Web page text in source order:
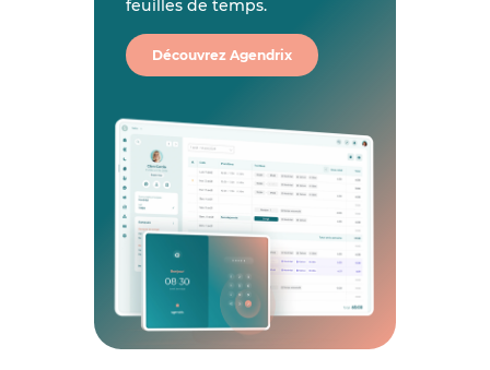
feuilles de temps.
Découvrez Agendrix